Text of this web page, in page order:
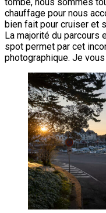
chauffage pour nous
bien fait pour cruiser et
La majorité du parcours
spot permet par cet
photographique. Je